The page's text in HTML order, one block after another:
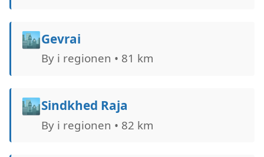
🏙️Gevrai
By i regionen • 81 km
🏙️Sindkhed Raja
By i regionen • 82 km